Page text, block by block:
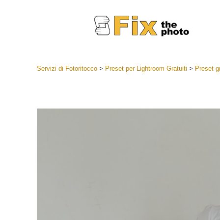
Servizi di Fotoritocco> Preset per Lightroom Gratuiti > Preset